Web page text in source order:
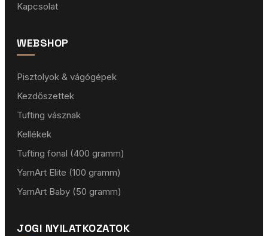
Kapcsolat
WEBSHOP
Pisztolyok & vágógépek
Kezdőszettek
Tufting vásznak
Kellékek
Tufting fonal (400 gramm)
YarnArt Elite (100 gramm)
YarnArt Baby (50 gramm)
JOGI NYILATKOZATOK